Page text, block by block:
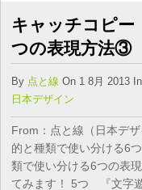
キャッチコピ
つの表現方法③
By 点と線 On 1 8月 2013 In
日本デザイン
From：点と線（日本デ
的と種類で使い分ける6
類で使い分ける6つの表
てみます！ 5つ 『文字